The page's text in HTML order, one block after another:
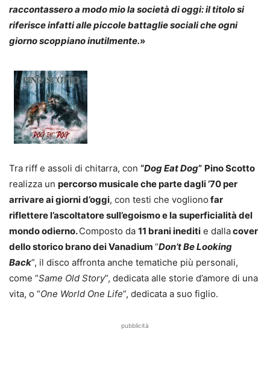
raccontassero a modo mio la società di oggi: il titolo si
riferisce infatti alle piccole battaglie sociali che ogni
giorno scoppiano inutilmente.»
Tra riff e assoli di chitarra, con “Dog Eat Dog” Pino Scotto
realizza un percorso musicale che parte dagli ’70 per
arrivare ai giorni d’oggi, con testi che vogliono far
riflettere l’ascoltatore sull’egoismo e la superficialità del
mondo odierno.Composto da 11 brani inediti e dallacover
dello storico brano dei Vanadium “Don’t Be Looking
Back”, il disco affronta anche tematiche più personali,
come “Same Old Story”, dedicata alle storie d’amore di una
vita, o “One World One Life”, dedicata a suo figlio.
pubblicità